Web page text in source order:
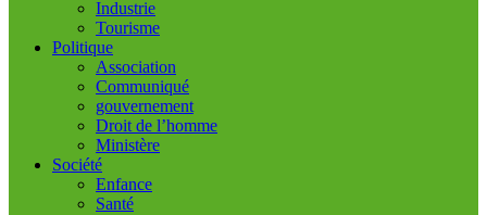
Industrie
Tourisme
Politique
Association
Communiqué
gouvernement
Droit de l’homme
Ministère
Société
Enfance
Santé